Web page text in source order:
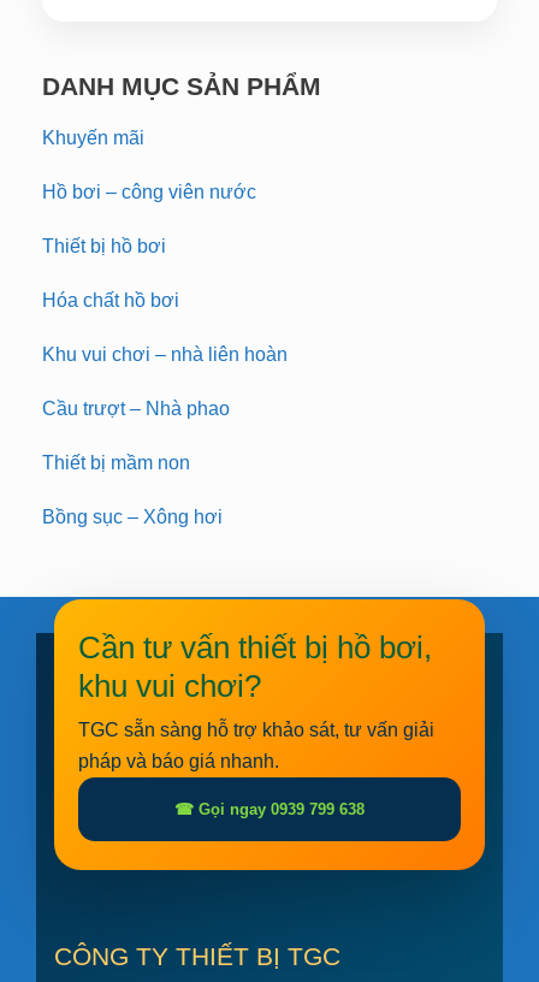
DANH MỤC SẢN PHẨM
Khuyến mãi
Hồ bơi – công viên nước
Thiết bị hồ bơi
Hóa chất hồ bơi
Khu vui chơi – nhà liên hoàn
Cầu trượt – Nhà phao
Thiết bị mầm non
Bồng sục – Xông hơi
Cần tư vấn thiết bị hồ bơi,
khu vui chơi?
TGC sẵn sàng hỗ trợ khảo sát, tư vấn giải
pháp và báo giá nhanh.
☎ Gọi ngay 0939 799 638
CÔNG TY THIẾT BỊ TGC